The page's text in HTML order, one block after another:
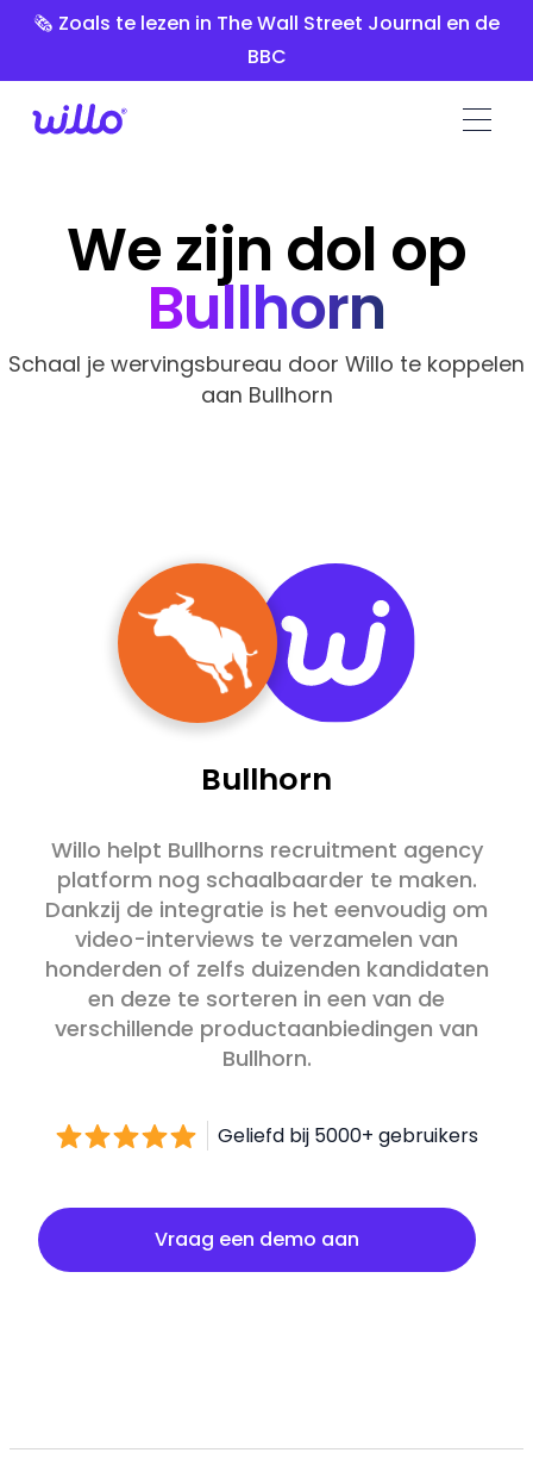
Please
includes
🗞️ Zoals te lezen in The Wall Street Journal en de
BBC
We zijn dol op
Bullhorn
Schaal je wervingsbureau door Willo te koppelen
aan Bullhorn
Bullhorn
Willo helpt Bullhorns recruitment agency
platform nog schaalbaarder te maken.
Dankzij de integratie is het eenvoudig om
video-interviews te verzamelen van
honderden of zelfs duizenden kandidaten
en deze te sorteren in een van de
verschillende productaanbiedingen van
Bullhorn.
Geliefd bij 5000+ gebruikers
Vraag een demo aan